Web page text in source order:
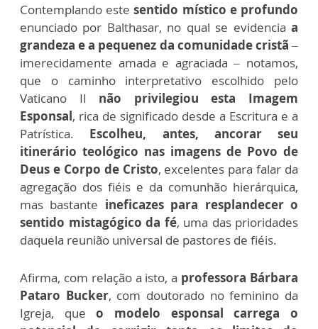
Contemplando estesentido místico e profundo
enunciado por Balthasar, no qual se evidencia a
grandeza e a pequenez da comunidade cristã –
imerecidamente amada e agraciada – notamos,
que o caminho interpretativo escolhido pelo
Vaticano II não privilegiou esta Imagem
Esponsal, rica de significado desde a Escritura e a
Patrística. Escolheu, antes, ancorar seu
itinerário teológico nas imagens de Povo de
Deus e Corpo de Cristo, excelentes para falar da
agregação dos fiéis e da comunhão hierárquica,
mas bastante ineficazes para resplandecer o
sentido mistagógico da fé, uma das prioridades
daquela reunião universal de pastores de fiéis.
Afirma, com relação a isto, a professora Bárbara
Pataro Bucker, com doutorado no feminino da
Igreja, queo modelo esponsal carrega o